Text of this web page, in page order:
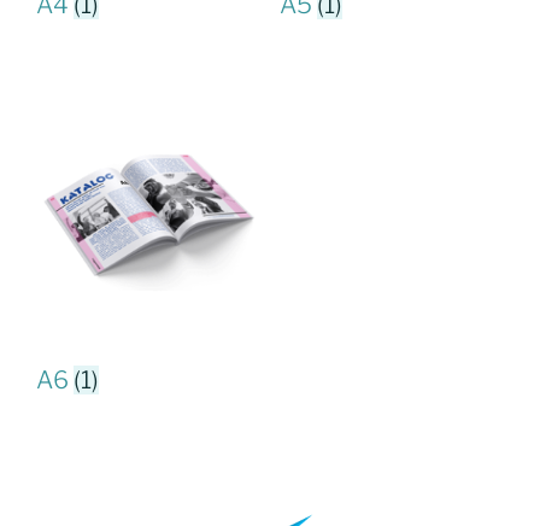
A6 (1)